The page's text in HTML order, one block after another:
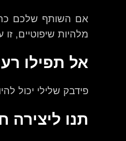
אם השותף שלכם
מלהיות שיפוטיים,
אל תפילו
פידבק שלילי יכול
תנו